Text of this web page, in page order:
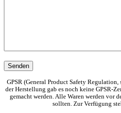
GPSR (General Product Safety
der Herstellung gab es noch keine GPSR-
gemacht werden. Alle Waren werden vor
sollten. Zur Verfügung